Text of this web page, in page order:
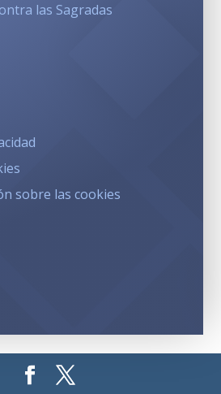
las Sagradas
sobre las cookies